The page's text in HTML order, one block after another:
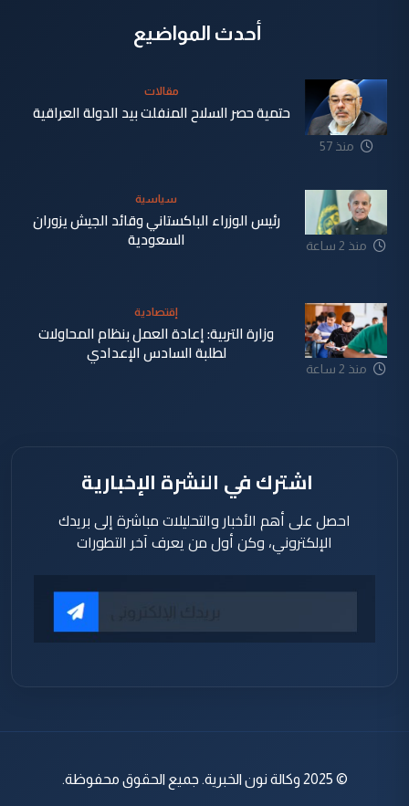
أحدث المواضيع
منذ 57
مقالات
حتمية حصر السلاح المنفلت بيد الدولة العراقية
منذ 2 ساعة
سياسية
رئيس الوزراء الباكستاني وقائد الجيش يزوران
السعودية
منذ 2 ساعة
إقتصادية
وزارة التربية: إعادة العمل بنظام المحاولات
لطلبة السادس الإعدادي
اشترك في النشرة الإخبارية
احصل على أهم الأخبار والتحليلات مباشرة إلى بريدك
الإلكتروني، وكن أول من يعرف آخر التطورات
© 2025 وكالة نون الخبرية. جميع الحقوق محفوظة.